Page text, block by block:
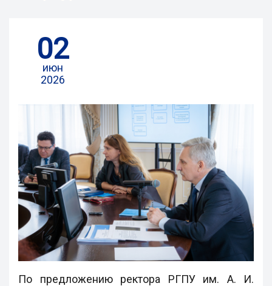
02
июн
2026
По предложению ректора РГПУ им. А. И.